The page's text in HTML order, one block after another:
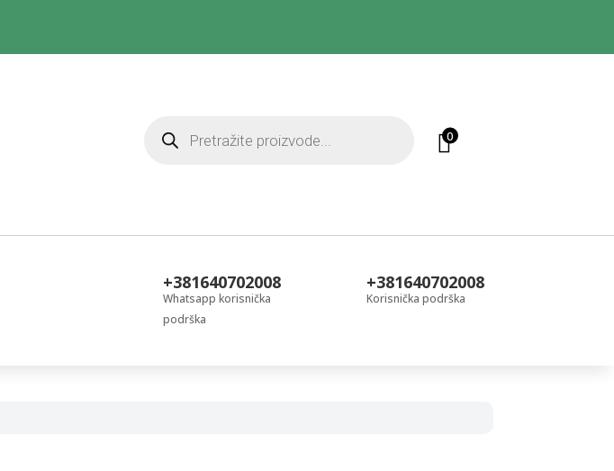
search 0
+381640702008
Whatsapp korisnička
podrška
+381640702008
Korisnička podrška